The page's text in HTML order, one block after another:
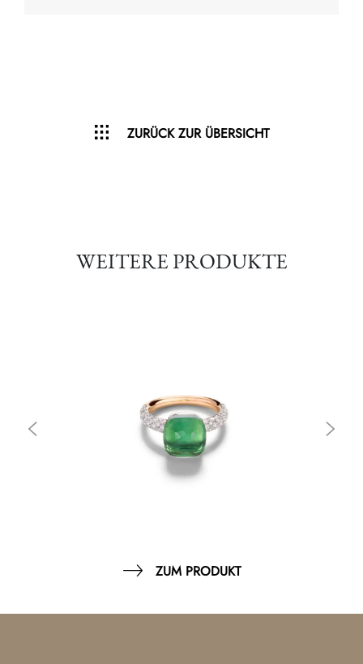
ZURÜCK ZUR ÜBERSICHT
WEITERE PRODUKTE
ZUM PRODUKT